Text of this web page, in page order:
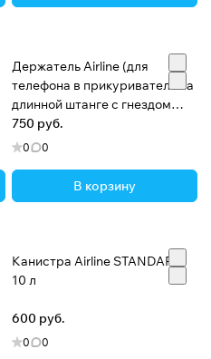
Держатель Airline (для
телефона в прикуриватель на
длинной штанге с гнездом
прикуривателя и 2хUSB)
750 руб.
0 0
В корзину
Канистра Airline STANDARD
10 л
600 руб.
0 0